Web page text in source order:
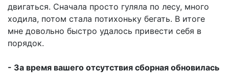
двигаться. Сначала просто гуляла по лесу, много
ходила, потом стала потихоньку бегать. В итоге
мне довольно быстро удалось привести себя в
порядок.
- За время вашего отсутствия сборная обновилась